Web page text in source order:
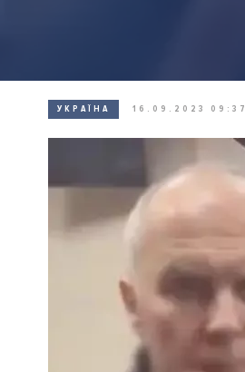
УКРАЇНА 16.09.2023 09:37